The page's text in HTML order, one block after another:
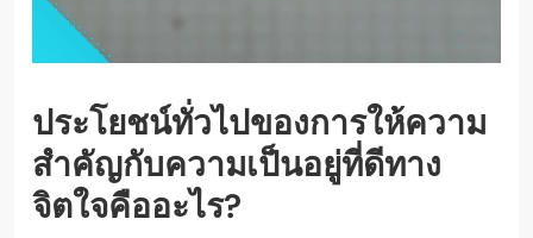
ประโยชน์ทั่วไปของการให้ความ
สำคัญกับความเป็นอยู่ที่ดีทาง
จิตใจคืออะไร?